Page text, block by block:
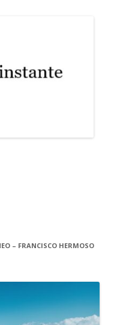
– FRANCISCO HERMOSO